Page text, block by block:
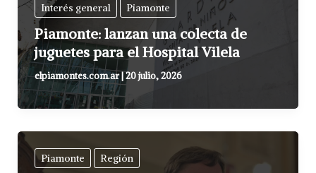
Interés general Piamonte
Piamonte: lanzan una colecta de
juguetes para el Hospital Vilela
elpiamontes.com.ar 20 julio, 2026
Piamonte Región